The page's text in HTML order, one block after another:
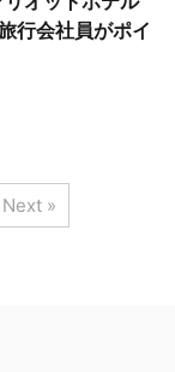
行会社員がポイ
Next »